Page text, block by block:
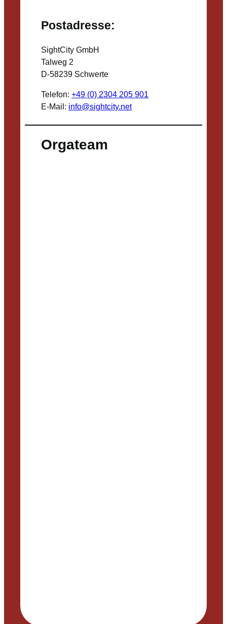
Postadresse:
SightCity GmbH
Talweg 2
D-58239 Schwerte
Telefon: +49 (0) 2304 205 901
E-Mail: info@sightcity.net
Orgateam